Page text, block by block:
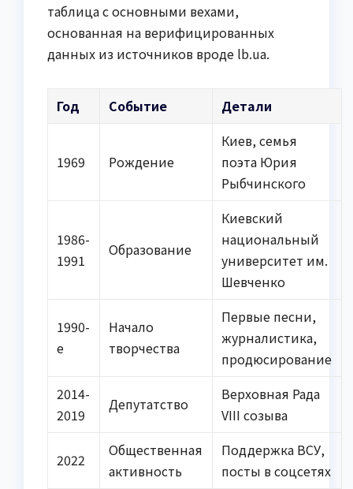
таблица с основными вехами,
основанная на верифицированных
данных из источников вроде lb.ua.
Год Событие Детали
1969 Рождение
Киев, семья
поэта Юрия
Рыбчинского
1986-
1991
Образование
Киевский
национальный
университет им.
Шевченко
1990-
е
Начало
творчества
Первые песни,
журналистика,
продюсирование
2014-
2019
Депутатство
Верховная Рада
VIII созыва
2022
Общественная
активность
Поддержка ВСУ,
посты в соцсетях